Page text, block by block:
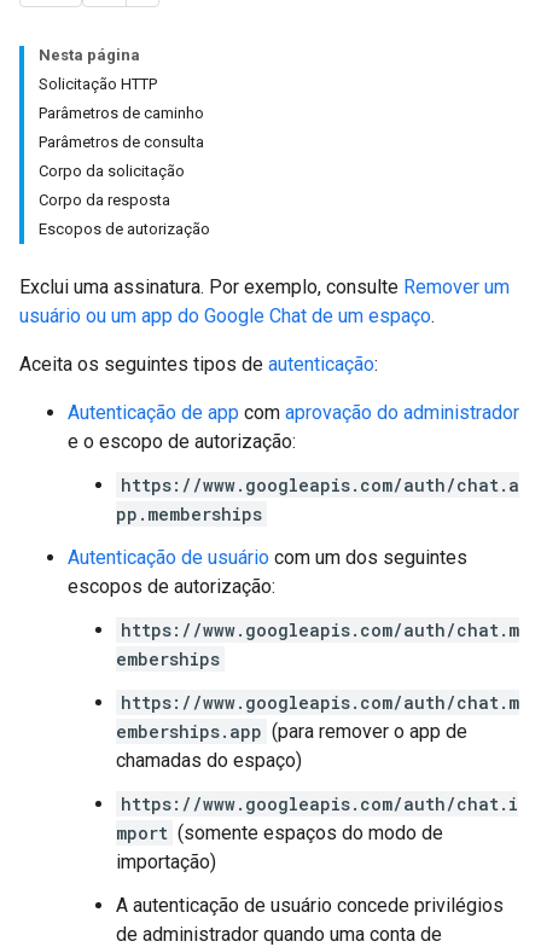
Nesta página
Solicitação HTTP
Parâmetros de caminho
Parâmetros de consulta
Corpo da solicitação
Corpo da resposta
Escopos de autorização
Exclui uma assinatura. Por exemplo, consulte Remover um
usuário ou um app do Google Chat de um espaço.
Aceita os seguintes tipos de autenticação:
Autenticação de app com aprovação do administrador
e o escopo de autorização:
https://www.googleapis.com/auth/chat.a
pp.memberships
Autenticação de usuário com um dos seguintes
escopos de autorização:
https://www.googleapis.com/auth/chat.m
emberships
https://www.googleapis.com/auth/chat.m
emberships.app (para remover o app de
chamadas do espaço)
https://www.googleapis.com/auth/chat.i
mport (somente espaços do modo de
importação)
A autenticação de usuário concede privilégios
de administrador quando uma conta de